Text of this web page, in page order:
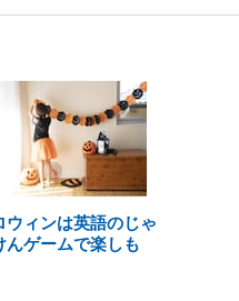
ウィンは英語のじゃ
んゲームで楽しも